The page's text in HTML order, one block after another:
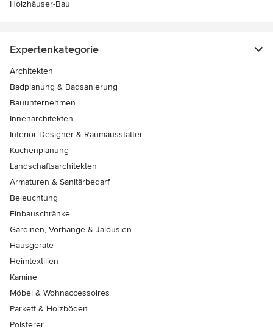
Holzhäuser-Bau
Expertenkategorie
Architekten
Badplanung & Badsanierung
Bauunternehmen
Innenarchitekten
Interior Designer & Raumausstatter
Küchenplanung
Landschaftsarchitekten
Armaturen & Sanitärbedarf
Beleuchtung
Einbauschränke
Gardinen, Vorhänge & Jalousien
Hausgeräte
Heimtextilien
Kamine
Möbel & Wohnaccessoires
Parkett & Holzböden
Polsterer